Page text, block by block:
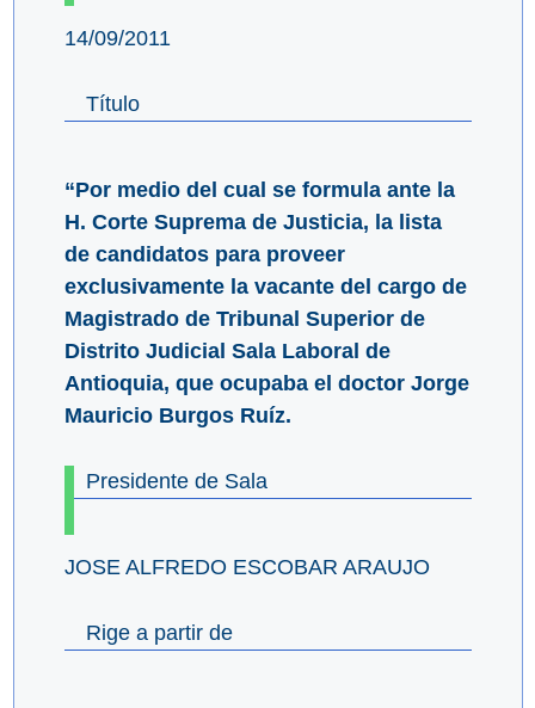
14/09/2011
Título
“Por medio del cual se formula ante la
H. Corte Suprema de Justicia, la lista
de candidatos para proveer
exclusivamente la vacante del cargo de
Magistrado de Tribunal Superior de
Distrito Judicial Sala Laboral de
Antioquia, que ocupaba el doctor Jorge
Mauricio Burgos Ruíz.
Presidente de Sala
JOSE ALFREDO ESCOBAR ARAUJO
Rige a partir de